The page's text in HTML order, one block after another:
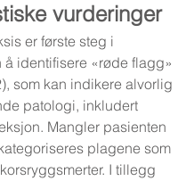
vurderinger
er første steg i
å identifisere «røde flagg»
som kan indikere alvorlig
patologi, inkludert
Mangler pasienten
plagene som
I tillegg